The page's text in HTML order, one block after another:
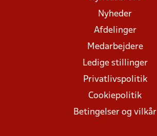
Nyheder
Afdelinger
Medarbejdere
Ledige stillinger
Privatlivspolitik
Cookiepolitik
Betingelser og vilkår